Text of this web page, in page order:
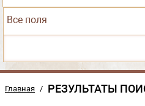
Все поля
Главная / РЕЗУЛЬТАТЫ